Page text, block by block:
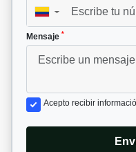
▼
Mensaje *
Acepto recibir